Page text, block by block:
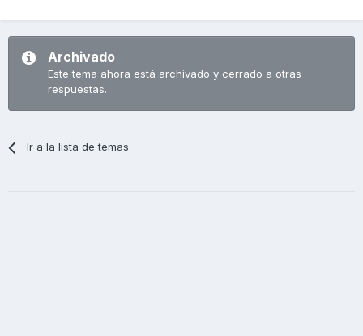
Archivado
Este tema ahora está archivado y cerrado a otras
respuestas.
Ir a la lista de temas